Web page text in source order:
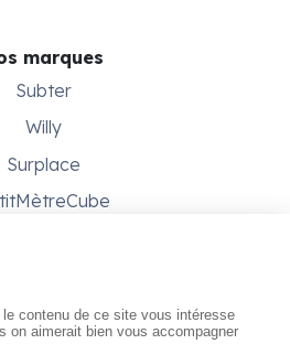
marques
Subter
Willy
Surplace
d'aide ?